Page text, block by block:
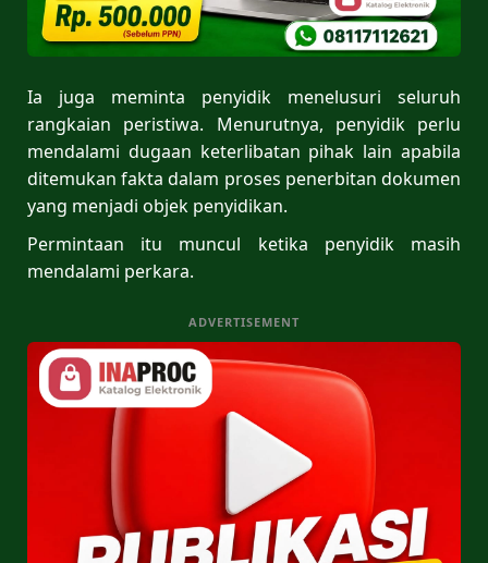
Ia juga meminta penyidik menelusuri seluruh
rangkaian peristiwa. Menurutnya, penyidik perlu
mendalami dugaan keterlibatan pihak lain apabila
ditemukan fakta dalam proses penerbitan dokumen
yang menjadi objek penyidikan.
Permintaan itu muncul ketika penyidik masih
mendalami perkara.
ADVERTISEMENT